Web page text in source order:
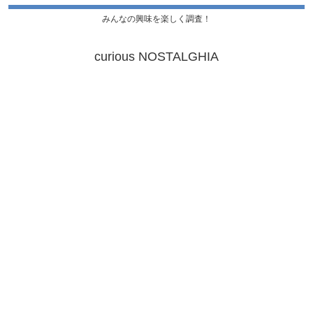
みんなの興味を楽しく調査！
curious NOSTALGHIA